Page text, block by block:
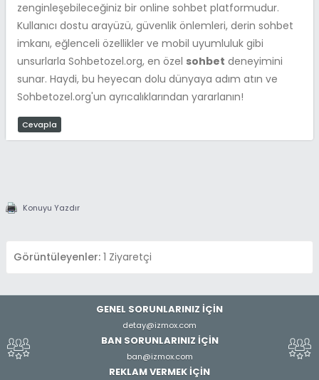
zenginleşebileceğiniz bir online sohbet platformudur.
Kullanıcı dostu arayüzü, güvenlik önlemleri, derin sohbet
imkanı, eğlenceli özellikler ve mobil uyumluluk gibi
unsurlarla Sohbetozel.org, en özel sohbet deneyimini
sunar. Haydi, bu heyecan dolu dünyaya adım atın ve
Sohbetozel.org'un ayrıcalıklarından yararlanın!
Cevapla
Konuyu Yazdır
Görüntüleyenler: 1 Ziyaretçi
GENEL SORUNLARINIZ İÇİN
detay@izmox.com
BAN SORUNLARINIZ İÇİN
ban@izmox.com
REKLAM VERMEK İÇİN